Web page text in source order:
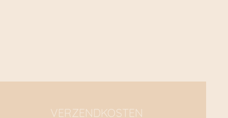
VERZENDKOSTEN